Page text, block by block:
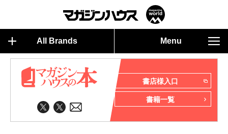
All Brands Menu
書店様入口
書籍一覧